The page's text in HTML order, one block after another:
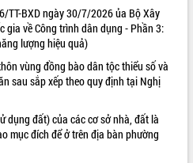
TT-BXD ngày 30/7/2026 ủa Bộ Xây
gia về Công trình dân dụng - Phần 3:
lượng hiệu quả)
vùng đồng bào dân tộc thiểu số và
sau sắp xếp theo quy định tại Nghị
dụng đất) của các cơ sở nhà, đất là
mục đích để ở trên địa bàn phường